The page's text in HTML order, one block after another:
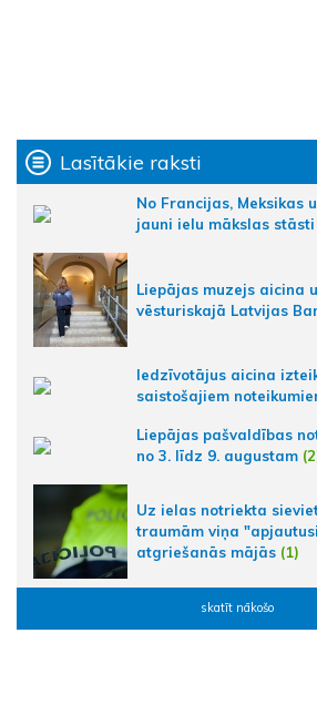
Lasītākie raksti
No Francijas, Meksikas
jauni ielu mākslas
Liepājas muzejs aicina
vēsturiskajā Latvijas
Iedzīvotājus aicina
saistošajiem
Liepājas pašvaldības
no 3. līdz 9. augustam
Uz ielas notriekta
traumām viņa
atgriešanās mājās (1)
skatīt nākošo